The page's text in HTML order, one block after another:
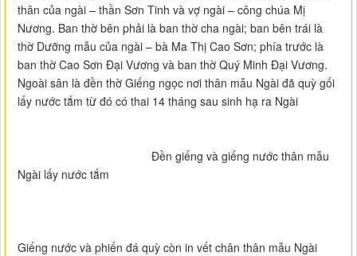
thân của ngài – thần Sơn Tinh và vợ ngài – công chúa Mị
Nương. Ban thờ bên phải là ban thờ cha ngài; ban bên trái là
thờ Dưỡng mẫu của ngài – bà Ma Thị Cao Sơn; phía trước là
ban thờ Cao Sơn Đại Vương và ban thờ Quý Minh Đại Vương.
Ngoài sân là đền thờ Giếng ngọc nơi thân mẫu Ngài đã quỳ gối
lấy nước tắm từ đó có thai 14 tháng sau sinh hạ ra Ngài
Đền giếng và giếng nước thân mẫu
Ngài lấy nước tắm
Giếng nước và phiến đá quỳ còn in vết chân thân mẫu Ngài